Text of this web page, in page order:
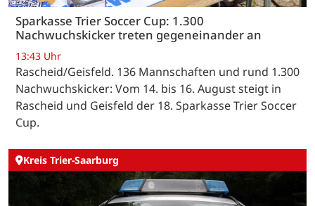
Sparkasse Trier Soccer Cup: 1.300
Nachwuchskicker treten gegeneinander an
13:43 Uhr
Rascheid/Geisfeld. 136 Mannschaften und rund 1.300
Nachwuchskicker: Vom 14. bis 16. August steigt in
Rascheid und Geisfeld der 18. Sparkasse Trier Soccer
Cup.
Kreis Trier-Saarburg